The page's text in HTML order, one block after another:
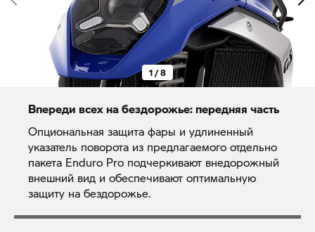
1 / 8
Впереди всех на бездорожье: передняя часть
Опциональная защита фары и удлиненный
указатель поворота из предлагаемого отдельно
пакета Enduro Pro подчеркивают внедорожный
внешний вид и обеспечивают оптимальную
защиту на бездорожье.